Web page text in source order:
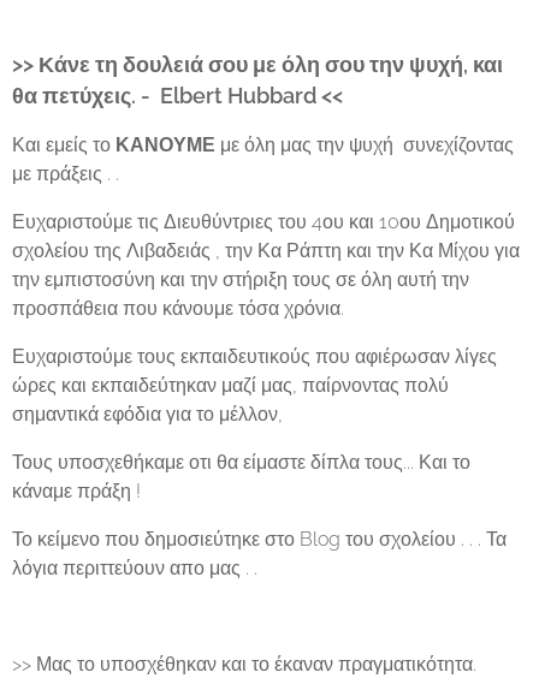
>> Κάνε τη δουλειά σου με όλη σου την ψυχή, και
θα πετύχεις. - Elbert Hubbard <<
Και εμείς το ΚΑΝΟΥΜΕ με όλη μας την ψυχή συνεχίζοντας
με πράξεις . .
Ευχαριστούμε τις Διευθύντριες του 4ου και 10ου Δημοτικού
σχολείου της Λιβαδειάς , την Κα Ράπτη και την Κα Μίχου για
την εμπιστοσύνη και την στήριξη τους σε όλη αυτή την
προσπάθεια που κάνουμε τόσα χρόνια.
Ευχαριστούμε τους εκπαιδευτικούς που αφιέρωσαν λίγες
ώρες και εκπαιδεύτηκαν μαζί μας, παίρνοντας πολύ
σημαντικά εφόδια για το μέλλον,
Τους υποσχεθήκαμε οτι θα είμαστε δίπλα τους... Και το
κάναμε πράξη !
Το κείμενο που δημοσιεύτηκε στο Blog του σχολείου . . . Τα
λόγια περιττεύουν απο μας . .
>> Μας το υποσχέθηκαν και το έκαναν πραγματικότητα.